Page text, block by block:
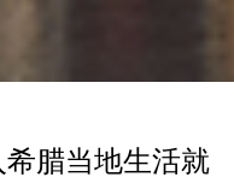
腊当地生活就